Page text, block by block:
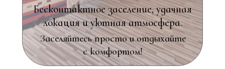
Бесконтактное заселение, удачная
локация и уютная атмосфера.
Заселяйтесь просто и отдыхайте
с комфортом!